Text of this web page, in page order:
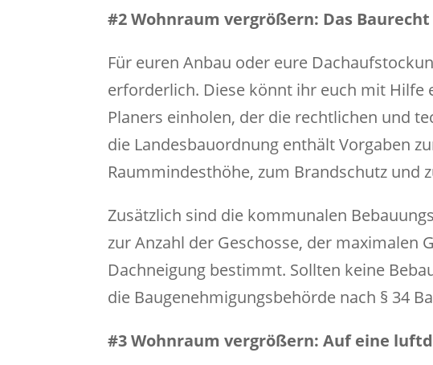
#2 Wohnraum vergrößern: Das
Für euren Anbau oder eure
erforderlich. Diese könnt ihr euch mit
Planers einholen, der die rechtlichen und
die Landesbauordnung enthält Vorgaben
Raummindesthöhe, zum Brandschutz und
Zusätzlich sind die kommunalen
zur Anzahl der Geschosse, der maximalen
Dachneigung bestimmt. Sollten keine
die Baugenehmigungsbehörde nach § 34
#3 Wohnraum vergrößern: Auf eine